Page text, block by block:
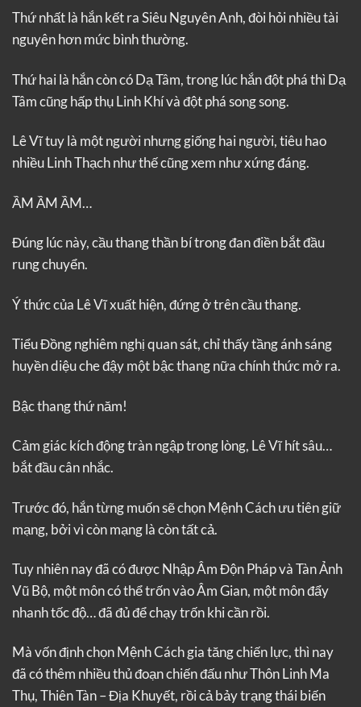
Thứ nhất là hắn kết ra Siêu Nguyên Anh, đòi hỏi nhiều tài
nguyên hơn mức bình thường.
Thứ hai là hắn còn có Dạ Tâm, trong lúc hắn đột phá thì Dạ
Tâm cũng hấp thụ Linh Khí và đột phá song song.
Lê Vĩ tuy là một người nhưng giống hai người, tiêu hao
nhiều Linh Thạch như thế cũng xem như xứng đáng.
ẦM ẦM ẦM…
Đúng lúc này, cầu thang thần bí trong đan điền bắt đầu
rung chuyển.
Ý thức của Lê Vĩ xuất hiện, đứng ở trên cầu thang.
Tiểu Đồng nghiêm nghị quan sát, chỉ thấy tầng ánh sáng
huyền diệu che đậy một bậc thang nữa chính thức mở ra.
Bậc thang thứ năm!
Cảm giác kích động tràn ngập trong lòng, Lê Vĩ hít sâu…
bắt đầu cân nhắc.
Trước đó, hắn từng muốn sẽ chọn Mệnh Cách ưu tiên giữ
mạng, bởi vì còn mạng là còn tất cả.
Tuy nhiên nay đã có được Nhập Âm Độn Pháp và Tàn Ảnh
Vũ Bộ, một môn có thể trốn vào Âm Gian, một môn đẩy
nhanh tốc độ… đã đủ để chạy trốn khi cần rồi.
Mà vốn định chọn Mệnh Cách gia tăng chiến lực, thì nay
đã có thêm nhiều thủ đoạn chiến đấu như Thôn Linh Ma
Thụ, Thiên Tàn – Địa Khuyết, rồi cả bảy trạng thái biến